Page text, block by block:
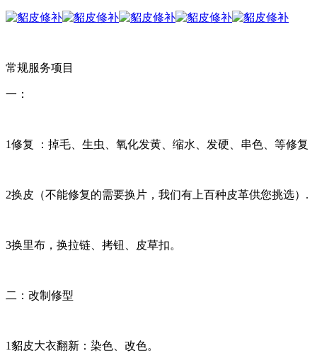
常规服务项目
一：
1修复 ：掉毛、生虫、氧化发黄、缩水、发硬、串色、等修复
2换皮（不能修复的需要换片，我们有上百种皮革供您挑选）.
3换里布，换拉链、拷钮、皮草扣。
二：改制修型
1貂皮大衣翻新：染色、改色。